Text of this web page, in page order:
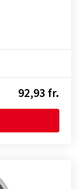
92,93 fr.